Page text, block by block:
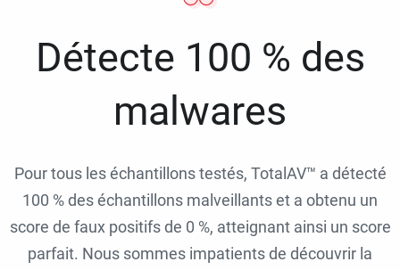
Détecte 100 % des
malwares
Pour tous les échantillons testés, TotalAV™ a détecté
100 % des échantillons malveillants et a obtenu un
score de faux positifs de 0 %, atteignant ainsi un score
parfait. Nous sommes impatients de découvrir la